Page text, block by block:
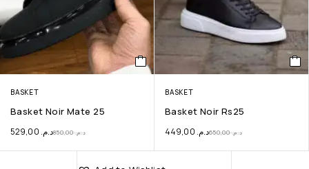
BASKET
Basket Noir Mate 25
د.م.850,00 د.م.
BASKET
Basket Noir Rs25
د.م.650,00 د.م.